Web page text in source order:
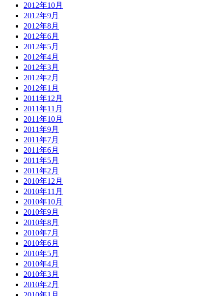
2012年10月
2012年9月
2012年8月
2012年6月
2012年5月
2012年4月
2012年3月
2012年2月
2012年1月
2011年12月
2011年11月
2011年10月
2011年9月
2011年7月
2011年6月
2011年5月
2011年2月
2010年12月
2010年11月
2010年10月
2010年9月
2010年8月
2010年7月
2010年6月
2010年5月
2010年4月
2010年3月
2010年2月